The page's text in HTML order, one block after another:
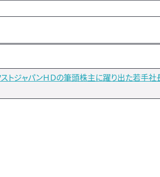
トジャパンＨＤの筆頭株主に躍り出た若手